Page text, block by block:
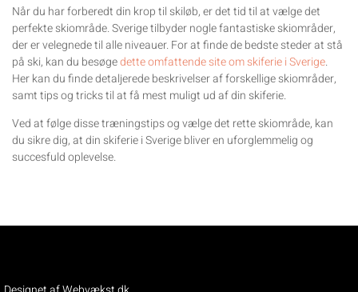
Når du har forberedt din krop til skiløb, er det tid til at vælge det
perfekte skiområde. Sverige tilbyder nogle fantastiske skiområder,
der er velegnede til alle niveauer. For at finde de bedste steder at stå
på ski, kan du besøgedette omfattende site om skiferie i Sverige.
Her kan du finde detaljerede beskrivelser af forskellige skiområder,
samt tips og tricks til at få mest muligt ud af din skiferie.
Ved at følge disse træningstips og vælge det rette skiområde, kan
du sikre dig, at din skiferie i Sverige bliver en uforglemmelig og
succesfuld oplevelse.